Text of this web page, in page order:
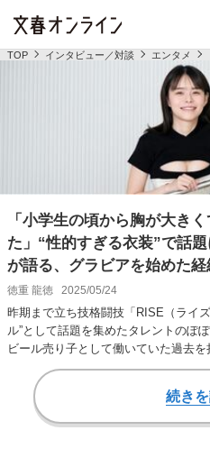
TOP インタビュー／対談 エンタメ
「小学生の頃から胸が大き
た」“性的すぎる衣装”で話
が語る、グラビアを始めた
徳重 龍徳 2025/05/24
昨期まで立ち技格闘技「RISE（ライ
ル”として話題を集めたタレントのぽ
ビール売り子として働いていた過去
するようになっ…
続き